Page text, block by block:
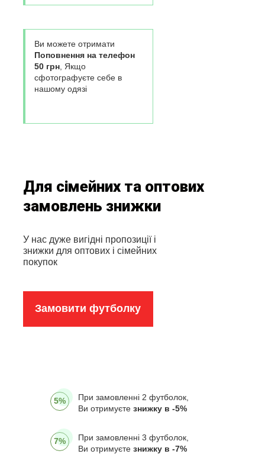
Ви можете отримати
Поповнення на телефон
50 грн, Якщо
сфотографуєте себе в
нашому одязі
Для сімейних та оптових
замовлень знижки
У нас дуже вигідні пропозиції і
знижки для оптових і сімейних
покупок
Замовити футболку
5%
При замовленні 2 футболок,
Ви отримуєте знижку в -5%
7%
При замовленні 3 футболок,
Ви отримуєте знижку в -7%